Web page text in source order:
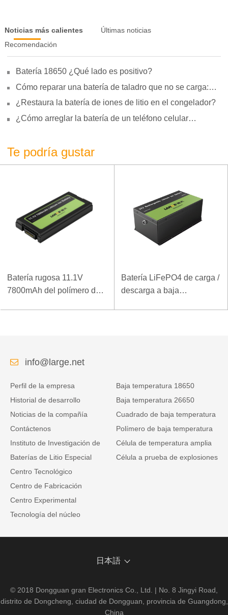
Noticias más calientes
Últimas noticias
Recomendación
Batería 18650 ¿Qué lado es positivo?
Cómo reparar una batería de taladro que no se carga:
¿Restaura la batería de iones de litio en el congelador?
¿Cómo arreglar la batería de un teléfono celular
Te podría gustar
Batería rugosa 11.1V
7800mAh del polímero del
Batería LiFePO4 de carga /
descarga a baja
info@large.net
Perfil de la empresa
Historial de desarrollo
Noticias de la compañía
Contáctenos
Instituto de Investigación de
Baterías de Litio Especial
Centro Tecnológico
Centro de Fabricación
Centro Experimental
Tecnología del núcleo
Baja temperatura 18650
Baja temperatura 26650
Cuadrado de baja temperatura
Polímero de baja temperatura
Célula de temperatura amplia
Célula a prueba de explosiones
日本語
© 2018 Dongguan gran Electronics Co., Ltd. | No. 8 Jingyi Road,
distrito de Dongcheng, ciudad de Dongguan, provincia de Guangdong,
China